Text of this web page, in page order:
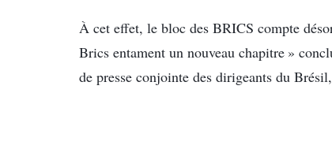
À cet effet, le bloc des BRICS compte
Brics entament un nouveau chapitre »
de presse conjointe des dirigeants du